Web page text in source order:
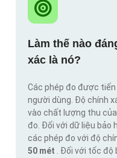
Làm thế nào
xác là nó?
Các phép đo được
người dùng. Độ chính
vào chất lượng thu
đo. Đối với dữ liệu bảo
các phép đo với độ
50 mét
. Đối với tốc